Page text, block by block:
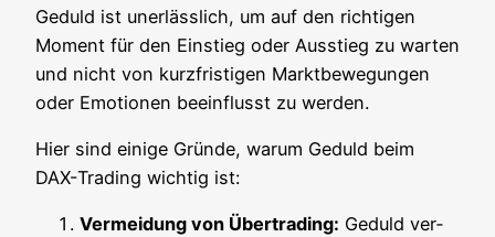
Geduld ist uner­läss­lich, um auf den rich­ti­gen
Moment für den Ein­stieg oder Aus­stieg zu war­ten
und nicht von kurz­fris­ti­gen Markt­be­we­gun­gen
oder Emo­tio­nen beein­flusst zu werden.
Hier sind eini­ge Grün­de, war­um Geduld beim
DAX-Tra­ding wich­tig ist:
Ver­mei­dung von Über­tra­ding: Geduld ver­